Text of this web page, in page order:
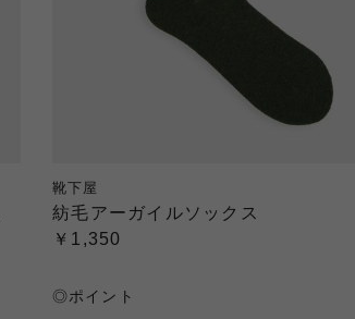
靴下屋
紡毛アーガイルソックス
￥1,350
◎ポイント